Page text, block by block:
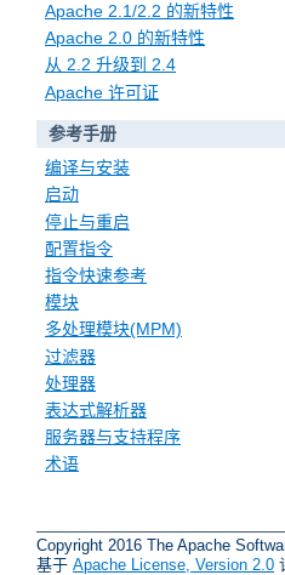
Apache 2.1/2.2 的新特性
Apache 2.0 的新特性
从 2.2 升级到 2.4
Apache 许可证
参考手册
编译与安装
启动
停止与重启
配置指令
指令快速参考
模块
多处理模块(MPM)
过滤器
处理器
表达式解析器
服务器与支持程序
术语
Copyright 2016 The Apache
基于 Apache License, Version 2.0